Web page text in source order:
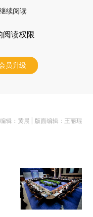
续阅读
阅读权限
员升级
辑：黄晨 | 版面编辑：王丽琨